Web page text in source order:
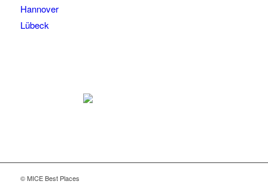
Hannover
Lübeck
© MICE Best Places